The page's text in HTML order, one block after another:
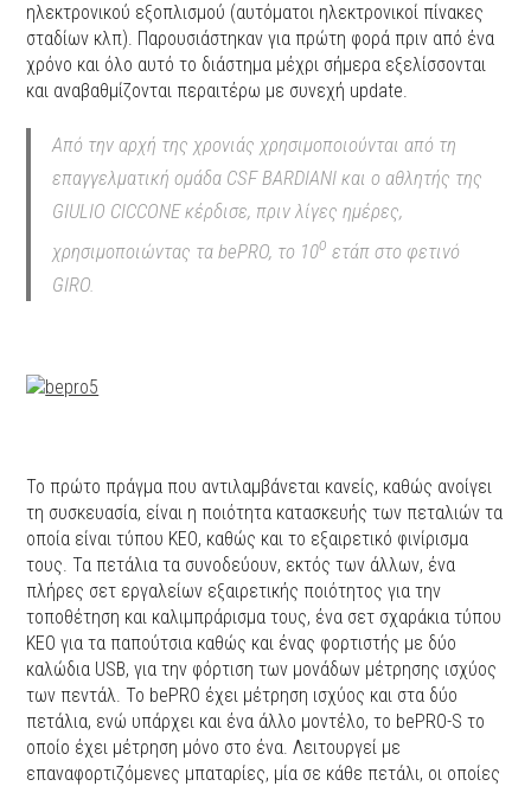
ηλεκτρονικού εξοπλισμού (αυτόματοι ηλεκτρονικοί πίνακες
σταδίων κλπ). Παρουσιάστηκαν για πρώτη φορά πριν από ένα
χρόνο και όλο αυτό το διάστημα μέχρι σήμερα εξελίσσονται
και αναβαθμίζονται περαιτέρω με συνεχή update.
Από την αρχή της χρονιάς χρησιμοποιούνται από τη
επαγγελματική ομάδα CSF BARDIANI και ο αθλητής της
GIULIO CICCONE κέρδισε, πριν λίγες ημέρες,
χρησιμοποιώντας τα bePRO, το 10ο ετάπ στο φετινό
GIRO.
Το πρώτο πράγμα που αντιλαμβάνεται κανείς, καθώς ανοίγει
τη συσκευασία, είναι η ποιότητα κατασκευής των πεταλιών τα
οποία είναι τύπου ΚΕΟ, καθώς και το εξαιρετικό φινίρισμα
τους. Τα πετάλια τα συνοδεύουν, εκτός των άλλων, ένα
πλήρες σετ εργαλείων εξαιρετικής ποιότητος για την
τοποθέτηση και καλιμπράρισμα τους, ένα σετ σχαράκια τύπου
ΚΕΟ για τα παπούτσια καθώς και ένας φορτιστής με δύο
καλώδια USB, για την φόρτιση των μονάδων μέτρησης ισχύος
των πεντάλ. Το bePRO έχει μέτρηση ισχύος και στα δύο
πετάλια, ενώ υπάρχει και ένα άλλο μοντέλο, το bePRO-S το
οποίο έχει μέτρηση μόνο στο ένα. Λειτουργεί με
επαναφορτιζόμενες μπαταρίες, μία σε κάθε πετάλι, οι οποίες